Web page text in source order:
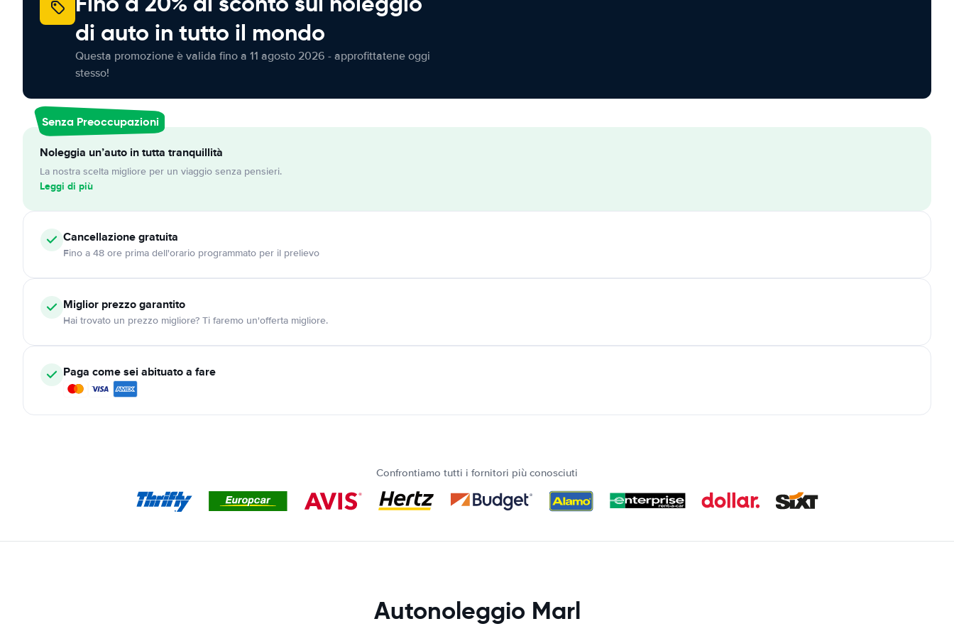
di auto in tutto il mondo
Questa promozione è valida fino a 11 agosto 2026 - approfittatene oggi
stesso!
Senza Preoccupazioni
Noleggia un’auto in tutta tranquillità
La nostra scelta migliore per un viaggio senza pensieri.
Leggi di più
Cancellazionegratuita
Fino a 48 ore prima dell'orario programmato per il prelievo
Miglior prezzo garantito
Hai trovato un prezzo migliore? Ti faremo un'offerta migliore.
Paga come sei abituato a fare
Confrontiamo tutti i fornitori più conosciuti
Autonoleggio Marl